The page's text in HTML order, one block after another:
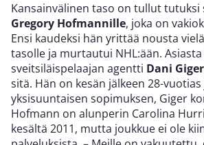
Kansainvälinen taso on tullut tutuksi
Gregory Hofmannille, joka on
Ensi kaudeksi hän yrittää nousta
tasolle ja murtautui NHL:ään.
sveitsiläispelaajan agentti Dani Giger
sitä. Hän on kesän jälkeen 28-vuotias
yksisuuntaisen sopimuksen, Giger
Hofmann on alunperin Carolina
kesältä 2011, mutta joukkue ei ole